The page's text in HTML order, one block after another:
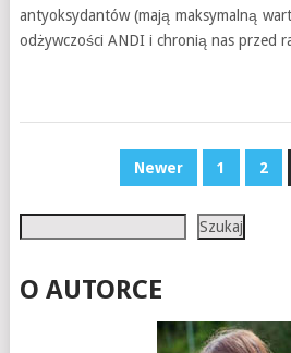
antyoksydantów (mają maksymalną
odżywczości ANDI i chronią nas przed
STRONICOWANIE
Newer 1 2
Szukaj
O AUTORCE